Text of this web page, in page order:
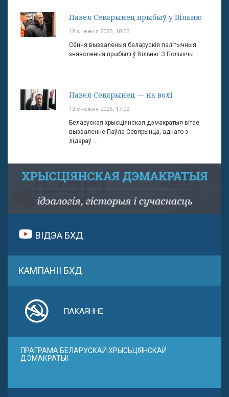
Павел Севярынец прыбыў у Вільню
18 снежня 2025, 18:03
Сёння вызваленыя беларускія палітычныя
зняволеныя прыбылі ў Вільню. З Польшчы ...
Павел Севярынец — на волі
13 снежня 2025, 17:02
Беларуская хрысціянская дэмакратыя вітае
вызваленне Паўла Севярынца, аднаго з
лідараў ...
ВІДЭА БХД
КАМПАНІІ БХД
ПАКАЯННЕ
ПРАГРАМА БЕЛАРУСКАЙ ХРЫСЬЦІЯНСКАЙ
ДЭМАКРАТЫІ